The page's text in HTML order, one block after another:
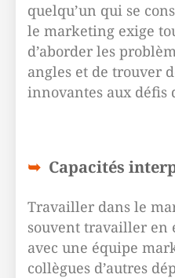
quelqu’un qui se
le marketing exige
d’aborder les
angles et de trouver
innovantes aux défis
Capacités
Travailler dans le
souvent travailler en
avec une équipe
collègues d’autres